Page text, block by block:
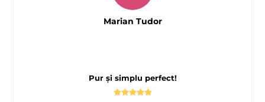
Pur și simplu perfect!
Marian Tudor